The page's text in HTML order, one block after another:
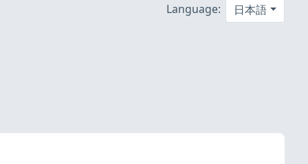
Language: 日本語